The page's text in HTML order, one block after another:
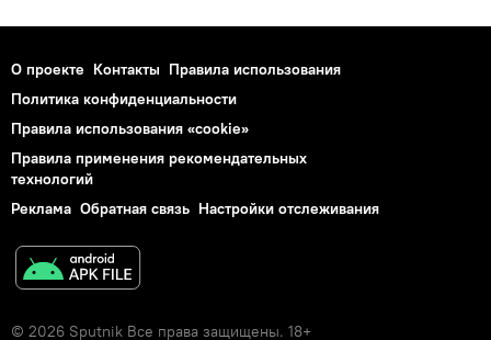
О проекте Контакты Правила использования
Политика конфиденциальности
Правила использования «cookie»
Правила применения рекомендательных
технологий
Реклама Обратная связь Настройки отслеживания
© 2026 Sputnik Все права защищены. 18+